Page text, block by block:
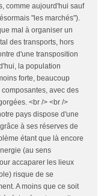
comme aujourd'hui sauf
"les marchés").
mal à organiser un
des transports, hors
d'une transposition
la population
forte, beaucoup
avec des
<br /> <br />
pays dispose d'une
à ses réserves de
étant que là encore
(au sens
accaparer les lieux
risque de se
A moins que ce soit